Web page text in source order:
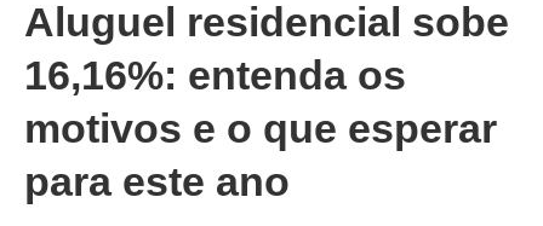
Aluguel residencial sobe
16,16%: entenda os
motivos e o que esperar
para este ano